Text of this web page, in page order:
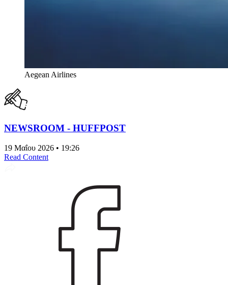
Aegean Airlines
NEWSROOM - HUFFPOST
19 Μαΐου 2026 • 19:26
Read Content